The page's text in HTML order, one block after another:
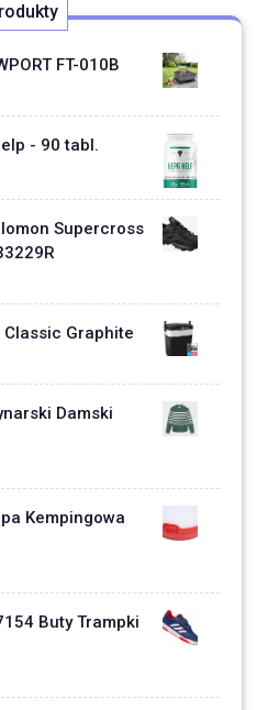
FT-010B
- 90 tabl.
Supercross
Graphite
Damski
Kempingowa
Buty Trampki